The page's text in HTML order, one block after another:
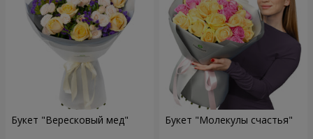
Букет "Вересковый мед" Букет "Молекулы счастья"